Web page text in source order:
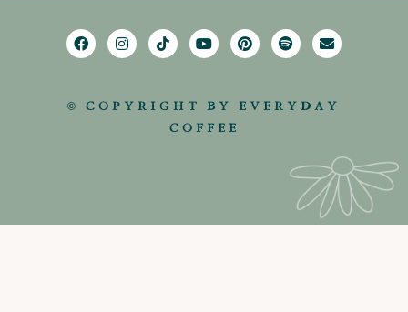
© COPYRIGHT BY EVERYDAY
COFFEE